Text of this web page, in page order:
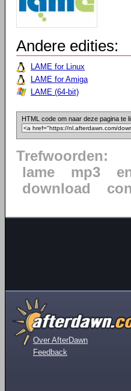
Andere edities:
LAME for Linux
LAME for Amiga
LAME (64-bit)
HTML code om naar deze pagina te
Trefwoorden:
lame
mp3
download
Over AfterDawn
Feedback